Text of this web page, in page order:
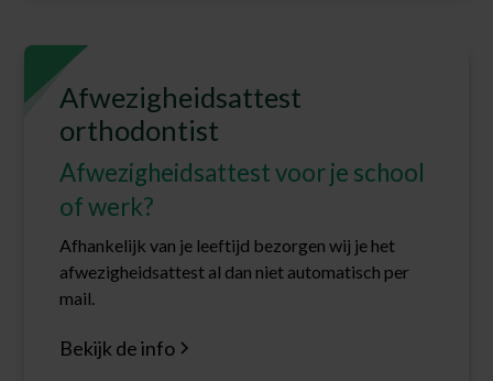
Afwezigheidsattest
orthodontist
Afwezigheidsattest voor je school
of werk?
Afhankelijk van je leeftijd bezorgen wij je het
afwezigheidsattest al dan niet automatisch per
mail.
Bekijk de info